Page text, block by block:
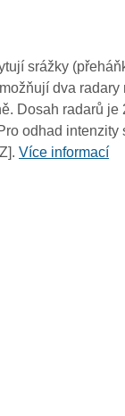
srážky
dva radary
Dosah radarů je
odhad intenzity
Více informací